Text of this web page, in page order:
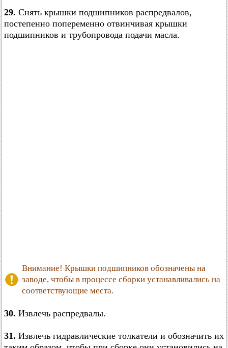
29. Снять крышки подшипников распредвалов,
постепенно попеременно отвинчивая крышки
подшипников и трубопровода подачи масла.
Внимание! Крышки подшипников обозначены на
заводе, чтобы в процессе сборки устанавливались на
соответствующие места.
30. Извлечь распредвалы.
31. Извлечь гидравлические толкатели и обозначить их